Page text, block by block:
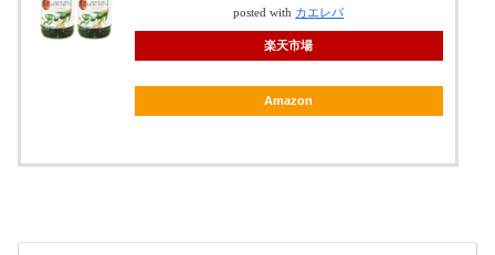
posted with カエレバ
楽天市場
Amazon